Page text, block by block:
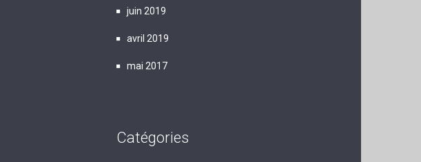
juin 2019
avril 2019
mai 2017
Catégories